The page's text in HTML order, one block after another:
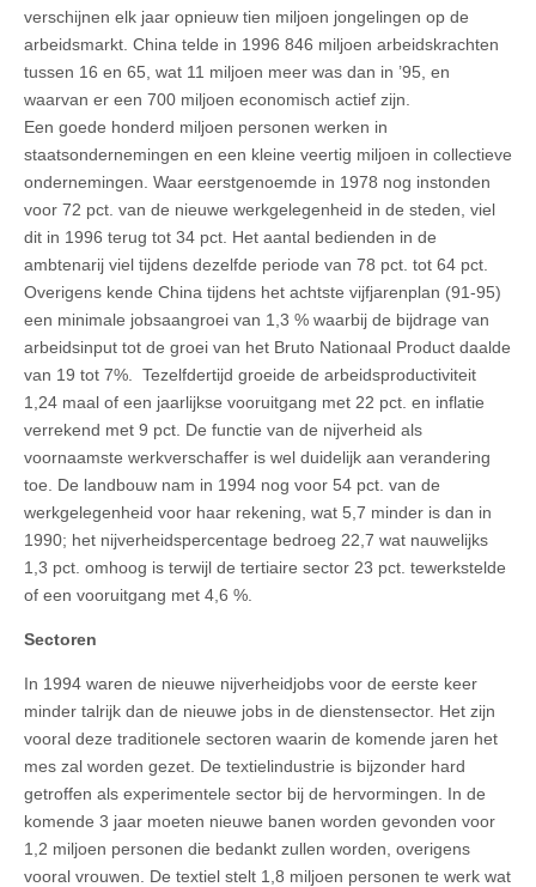
verschijnen elk jaar opnieuw tien miljoen jongelingen op de
arbeidsmarkt. China telde in 1996 846 miljoen arbeidskrachten
tussen 16 en 65, wat 11 miljoen meer was dan in ’95, en
waarvan er een 700 miljoen economisch actief zijn.
Een goede honderd miljoen personen werken in
staatsondernemingen en een kleine veertig miljoen in collectieve
ondernemingen. Waar eerstgenoemde in 1978 nog instonden
voor 72 pct. van de nieuwe werkgelegenheid in de steden, viel
dit in 1996 terug tot 34 pct. Het aantal bedienden in de
ambtenarij viel tijdens dezelfde periode van 78 pct. tot 64 pct.
Overigens kende China tijdens het achtste vijfjarenplan (91-95)
een minimale jobsaangroei van 1,3 % waarbij de bijdrage van
arbeidsinput tot de groei van het Bruto Nationaal Product daalde
van 19 tot 7%. Tezelfdertijd groeide de arbeidsproductiviteit
1,24 maal of een jaarlijkse vooruitgang met 22 pct. en inflatie
verrekend met 9 pct. De functie van de nijverheid als
voornaamste werkverschaffer is wel duidelijk aan verandering
toe. De landbouw nam in 1994 nog voor 54 pct. van de
werkgelegenheid voor haar rekening, wat 5,7 minder is dan in
1990; het nijverheidspercentage bedroeg 22,7 wat nauwelijks
1,3 pct. omhoog is terwijl de tertiaire sector 23 pct. tewerkstelde
of een vooruitgang met 4,6 %.
Sectoren
In 1994 waren de nieuwe nijverheidjobs voor de eerste keer
minder talrijk dan de nieuwe jobs in de dienstensector. Het zijn
vooral deze traditionele sectoren waarin de komende jaren het
mes zal worden gezet. De textielindustrie is bijzonder hard
getroffen als experimentele sector bij de hervormingen. In de
komende 3 jaar moeten nieuwe banen worden gevonden voor
1,2 miljoen personen die bedankt zullen worden, overigens
vooral vrouwen. De textiel stelt 1,8 miljoen personen te werk wat